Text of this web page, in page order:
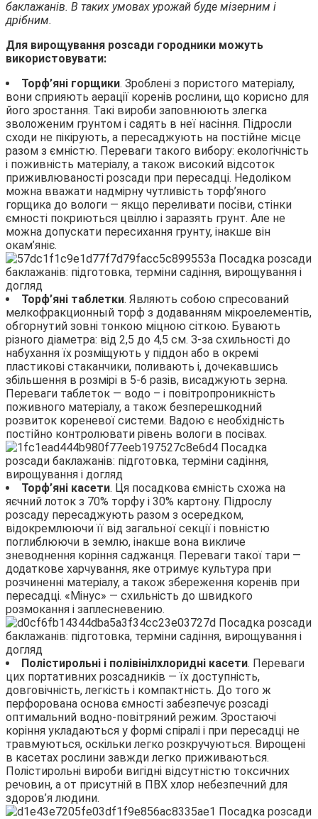
баклажанів. В таких умовах урожай буде мізерним і
дрібним.
Для вирощування розсади городники можуть
використовувати:
Торф’яні горщики. Зроблені з пористого матеріалу,
вони сприяють аерації коренів рослини, що корисно для
його зростання. Такі вироби заповнюють злегка
зволоженим грунтом і садять в неї насіння. Підросли
сходи не пікірують, а пересаджують на постійне місце
разом з ємністю. Переваги такого вибору: екологічність
і поживність матеріалу, а також високий відсоток
приживлюваності розсади при пересадці. Недоліком
можна вважати надмірну чутливість торф’яного
горщика до вологи — якщо переливати посіви, стінки
ємності покриються цвіллю і заразять грунт. Але не
можна допускати пересихання грунту, інакше він
окам’яніє.
Торф’яні таблетки. Являють собою спресований
мелкофракционный торф з додаванням мікроелементів,
обгорнутий зовні тонкою міцною сіткою. Бувають
різного діаметра: від 2,5 до 4,5 см. З-за схильності до
набухання їх розміщують у піддон або в окремі
пластикові стаканчики, поливають і, дочекавшись
збільшення в розмірі в 5-6 разів, висаджують зерна.
Переваги таблеток — водо – і повітропроникність
поживного матеріалу, а також безперешкодний
розвиток кореневої системи. Вадою є необхідність
постійно контролювати рівень вологи в посівах.
Торф’яні касети. Ця посадкова ємність схожа на
яєчний лоток з 70% торфу і 30% картону. Підрослу
розсаду пересаджують разом з осередком,
відокремлюючи її від загальної секції і повністю
поглиблюючи в землю, інакше вона викличе
зневоднення коріння саджанця. Переваги такої тари —
додаткове харчування, яке отримує культура при
розчиненні матеріалу, а також збереження коренів при
пересадці. «Мінус» — схильність до швидкого
розмокання і заплесневению.
Полістирольні і полівінілхлоридні касети. Переваги
цих портативних розсадників — їх доступність,
довговічність, легкість і компактність. До того ж
перфорована основа ємності забезпечує розсаді
оптимальний водно-повітряний режим. Зростаючі
коріння укладаються у формі спіралі і при пересадці не
травмуються, оскільки легко розкручуються. Вирощені
в касетах рослини завжди легко приживаються.
Полістирольні вироби вигідні відсутністю токсичних
речовин, а от присутній в ПВХ хлор небезпечний для
здоров’я людини.